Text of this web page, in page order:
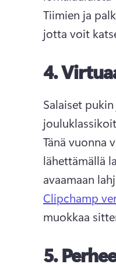
Tiimien ja
jotta voit
4.
Salaiset
Tänä vuonna
lähettämällä
avaamaan
Clipchamp
muokkaa
5.